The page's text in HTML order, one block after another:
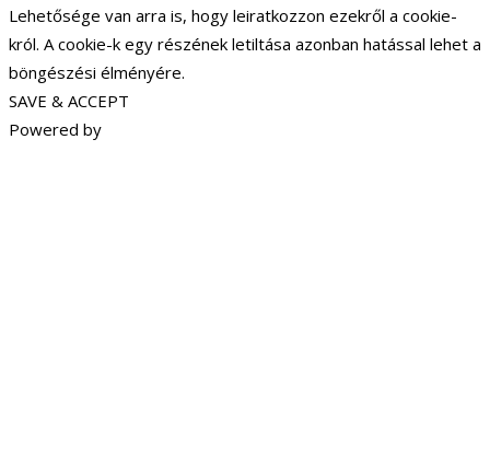
Lehetősége van arra is, hogy leiratkozzon ezekről a cookie-
król. A cookie-k egy részének letiltása azonban hatással lehet a
böngészési élményére.
SAVE & ACCEPT
Powered by